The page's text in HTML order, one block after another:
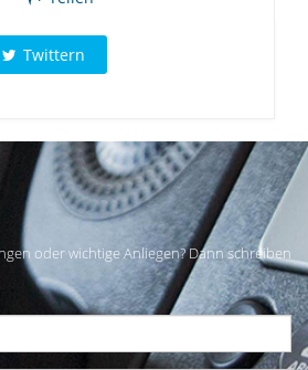
Twittern
oder wichtige Anliegen? Dann schreiben